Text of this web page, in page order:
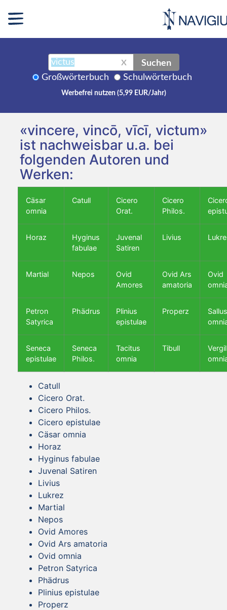
X Suchen
Großwörterbuch Schulwörterbuch
Werbefrei nutzen (5,99 EUR/Jahr)
«vincere, vincō, vīcī, victum»
ist nachweisbar u.a. bei
folgenden Autoren und
Werken:
Cäsar
omnia
Catull
Cicero
Orat.
Cicero
Philos.
Horaz
Hyginus
fabulae
Juvenal
Satiren
Livius
Martial Nepos
Ovid
Amores
Ovid Ars
amatoria
Ovid
Petron
Satyrica
Phädrus
Plinius
epistulae
Properz
Seneca
epistulae
Seneca
Philos.
Tacitus
omnia
Tibull
Vergil
Catull
Cicero Orat.
Cicero Philos.
Cicero epistulae
Cäsar omnia
Horaz
Hyginus fabulae
Juvenal Satiren
Livius
Lukrez
Martial
Nepos
Ovid Amores
Ovid Ars amatoria
Ovid omnia
Petron Satyrica
Phädrus
Plinius epistulae
Properz